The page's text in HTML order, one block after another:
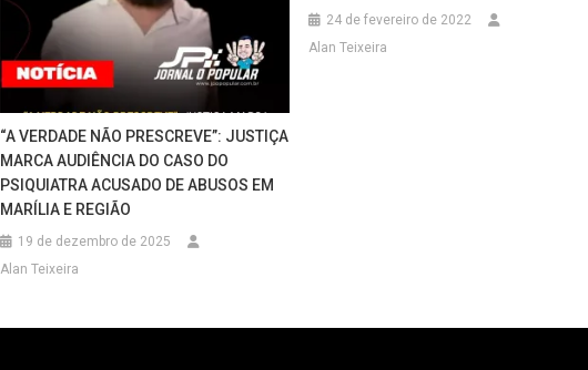
“A VERDADE NÃO PRESCREVE”: JUSTIÇA
MARCA AUDIÊNCIA DO CASO DO
PSIQUIATRA ACUSADO DE ABUSOS EM
MARÍLIA E REGIÃO
19 de dezembro de 2025
Alan Teixeira
24 de fevereiro de 2022
Alan Teixeira